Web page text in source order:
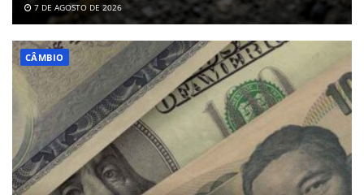
7 DE AGOSTO DE 2026
CÂMBIO